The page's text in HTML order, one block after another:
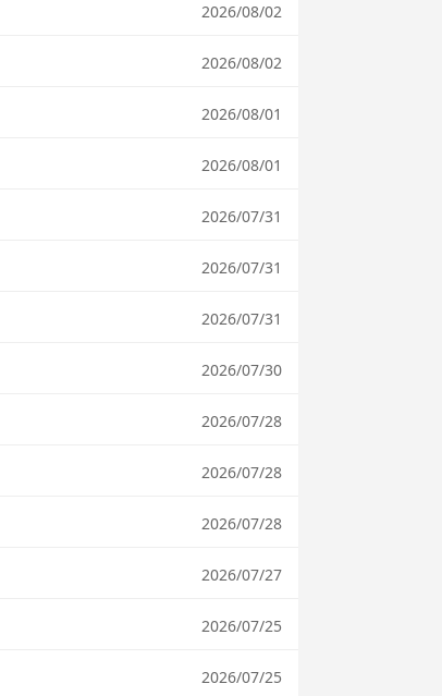
2026/08/02
2026/08/02
2026/08/01
2026/08/01
2026/07/31
2026/07/31
2026/07/31
2026/07/30
2026/07/28
2026/07/28
2026/07/28
2026/07/27
2026/07/25
2026/07/25